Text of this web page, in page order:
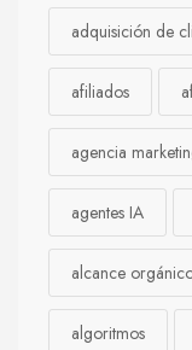
adquisición de
afiliados
agencia
agentes IA
alcance
algoritmos